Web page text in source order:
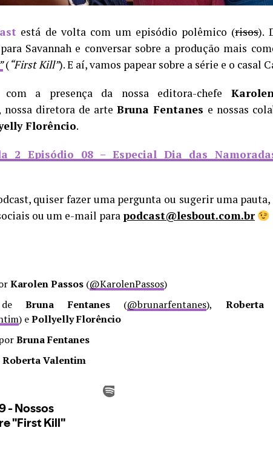
está de volta com um episódio polêmico (risos).
Savannah e conversar sobre a produção mais
(“First Kill”). E aí, vamos papear sobre a série e o casal
com a presença da nossa editora-chefe
nossa diretora de arteBruna Fentanes e nossas
Florêncio.
2 Episódio 08 – Especial Dia das
quiser fazer uma pergunta ou sugerir uma
ou um e-mail para podcast@lesbout.com.br
Karolen Passos (@KarolenPassos)
de Bruna Fentanes(@brunarfentanes), Roberta
) ePollyelly Florêncio
Bruna Fentanes
Roberta Valentim